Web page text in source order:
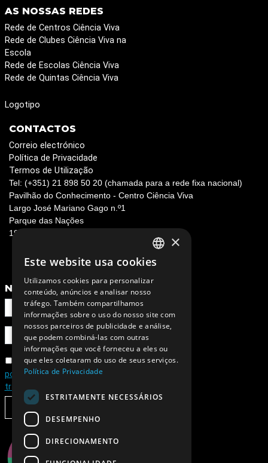
AS NOSSAS REDES
Rede de Centros Ciência Viva
Rede de Clubes Ciência Viva na
Escola
Rede de Escolas Ciência Viva
Rede de Quintas Ciência Viva
Logotipo
CONTACTOS
Correio electrónico
Política de Privacidade
Termos de Utilização
Tel: (+351) 21 898 50 20 (chamada para a rede fixa nacional)
Pavilhão do Conhecimento - Centro Ciência Viva
Largo José Mariano Gago n.º1
Parque das Nações
1990-073 Lisboa, Portugal
NEWSLETTER
Concordo com a
política de privacidade e de
tratamento de dados pessoais
SUBSCREVER
PORTUGUESE
ENGLISH
×
Este website usa cookies
Utilizamos cookies para personalizar
conteúdo, anúncios e analisar nosso
tráfego. Também compartilhamos
informações sobre o uso do nosso site com
nossos parceiros de publicidade e análise,
que podem combiná-las com outras
informações que você forneceu a eles ou
que eles coletaram do uso de seus serviços.
Política de Privacidade
ESTRITAMENTE NECESSÁRIOS
DESEMPENHO
DIRECIONAMENTO